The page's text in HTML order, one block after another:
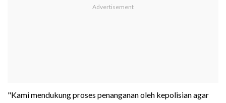
"Kami mendukung proses penanganan oleh kepolisian agar